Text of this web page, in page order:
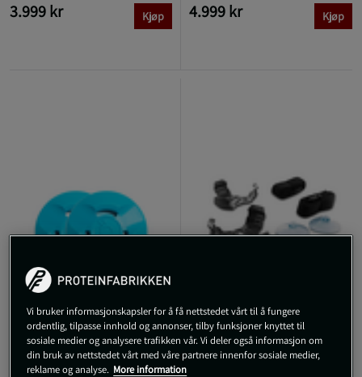
3.999 kr Kjøp 4.999 kr Kjøp
BlazePod Podbase 2-
pakning
BlazePod Functional
Adapter Kit
Vi bruker informasjonskapsler for å få nettstedet vårt til å fungere
ordentlig, tilpasse innhold og annonser, tilby funksjoner knyttet til
sosiale medier og analysere trafikken vår. Vi deler også informasjon om
din bruk av nettstedet vårt med våre partnere innenfor sosiale medier,
reklame og analyse. More information